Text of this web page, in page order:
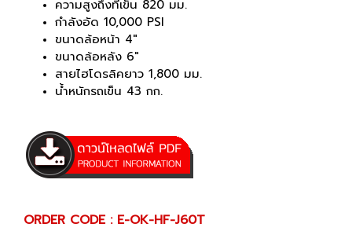
ความสูงถึงที่เข็น 820 มม.
กำลังอัด 10,000 PSI
ขนาดล้อหน้า 4"
ขนาดล้อหลัง 6"
สายไฮโดรลิคยาว 1,800 มม.
น้ำหนักรถเข็น 43 กก.
ORDER CODE : E-OK-HF-J60T